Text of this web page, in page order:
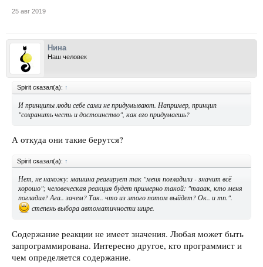
25 авг 2019
Нина
Наш человек
Spirit сказал(а): ↑
И принципы люди себе сами не придумывают. Например, принцип
"сохранить честь и достоинство", как его придумаешь?
А откуда они такие берутся?
Spirit сказал(а): ↑
Нет, не нахожу: машина реагирует так "меня погладили - значит всё
хорошо"; человеческая реакция будет примерно такой: "тааак, кто меня
погладил? Ага.. зачем? Так.. что из этого потом выйдет? Ок.. и тп.".
степень выбора автоматичности шире.
Содержание реакции не имеет значения. Любая может быть
запрограммирована. Интересно другое, кто программист и
чем определяется содержание.